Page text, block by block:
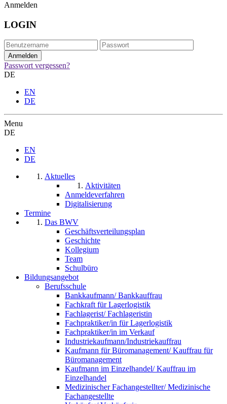
Anmelden
LOGIN
Passwort vergessen?
DE
EN
DE
Menu
DE
EN
DE
Aktuelles
Aktivitäten
Anmeldeverfahren
Digitalisierung
Termine
Das BWV
Geschäftsverteilungsplan
Geschichte
Kollegium
Team
Schulbüro
Bildungsangebot
Berufsschule
Bankkaufmann/ Bankkauffrau
Fachkraft für Lagerlogistik
Fachlagerist/ Fachlageristin
Fachpraktiker/in für Lagerlogistik
Fachpraktiker/in im Verkauf
Industriekaufmann/Industriekauffrau
Kaufmann für Büromanagement/ Kauffrau für
Büromanagement
Kaufmann im Einzelhandel/ Kauffrau im
Einzelhandel
Medizinischer Fachangestellter/ Medizinische
Fachangestellte